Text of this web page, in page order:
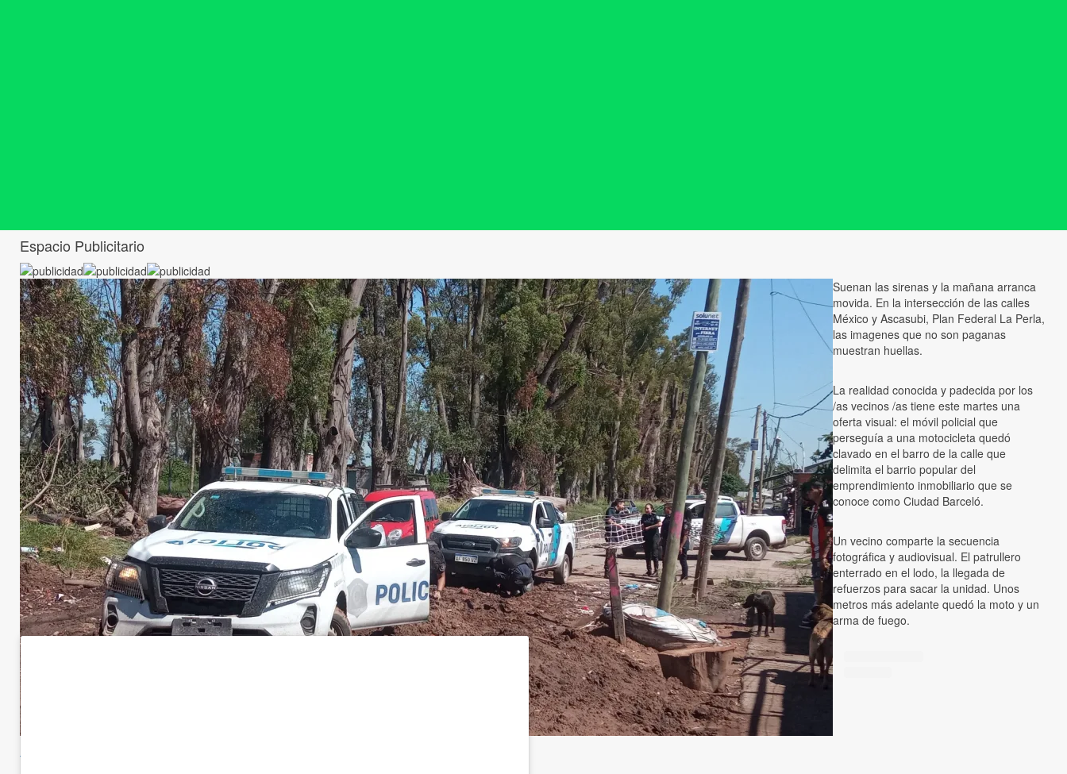
Espacio Publicitario
Territorio
Suenan las sirenas y la mañana arranca
movida. En la intersección de las calles
México y Ascasubi, Plan Federal La Perla,
las imagenes que no son paganas
muestran huellas.
La realidad conocida y padecida por los
/as vecinos /as tiene este martes una
oferta visual: el móvil policial que
perseguía a una motocicleta quedó
clavado en el barro de la calle que
delimita el barrio popular del
emprendimiento inmobiliario que se
conoce como Ciudad Barceló.
Un vecino comparte la secuencia
fotográfica y audiovisual. El patrullero
enterrado en el lodo, la llegada de
refuerzos para sacar la unidad. Unos
metros más adelante quedó la moto y un
arma de fuego.